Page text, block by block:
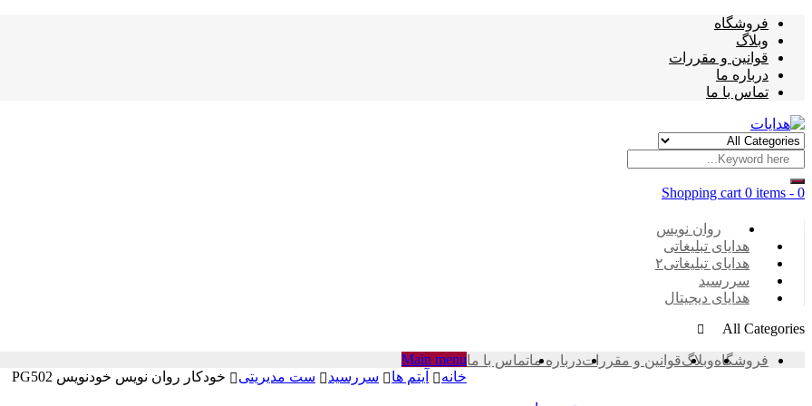
فروشگاه
وبلاگ
قوانین و مقررات
درباره ما
تماس با ما
Shopping cart 0 items - 0
Categories
روان نویس
هدایای تبلیغاتی
هدایای تبلیغاتی۲
سررسید
هدایای دیجیتال
All Categories
فروشگاهوبلاگقوانین و مقرراتدرباره ماتماس با ماMain menu
خانه
آیتم ها سررسید ست مدیریتی خودکار روان نویس خودنویس PG502